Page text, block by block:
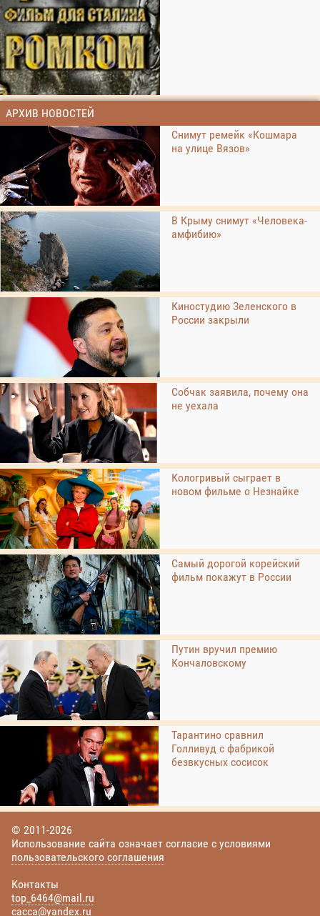
АРХИВ НОВОСТЕЙ
Снимут ремейк «Кошмара
на улице Вязов»
В Крыму снимут «Человека-
амфибию»
Киностудию Зеленского в
России закрыли
Собчак заявила, почему она
не уехала
Кологривый сыграет в
новом фильме о Незнайке
Самый дорогой корейский
фильм покажут в России
Путин вручил премию
Кончаловскому
Тарантино сравнил
Голливуд с фабрикой
безвкусных сосисок
© 2011-2026
Использование сайта означает согласие с условиями
пользовательского соглашения
Контакты
top_6464@mail.ru
cacca@yandex.ru